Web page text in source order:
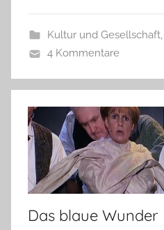
Kultur und Gesellschaft,
4 Kommentare
Das blaue Wunder